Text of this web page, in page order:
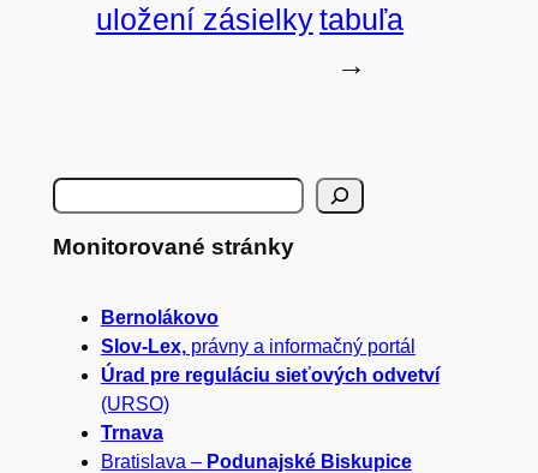
uložení zásielkytabuľa
→
H
ľ
Monitorované stránky
Bernolákovo
Slov-Lex,právny a informačný portál
Úrad pre reguláciu sieťových odvetví
(URSO)
Trnava
Bratislava – Podunajské Biskupice